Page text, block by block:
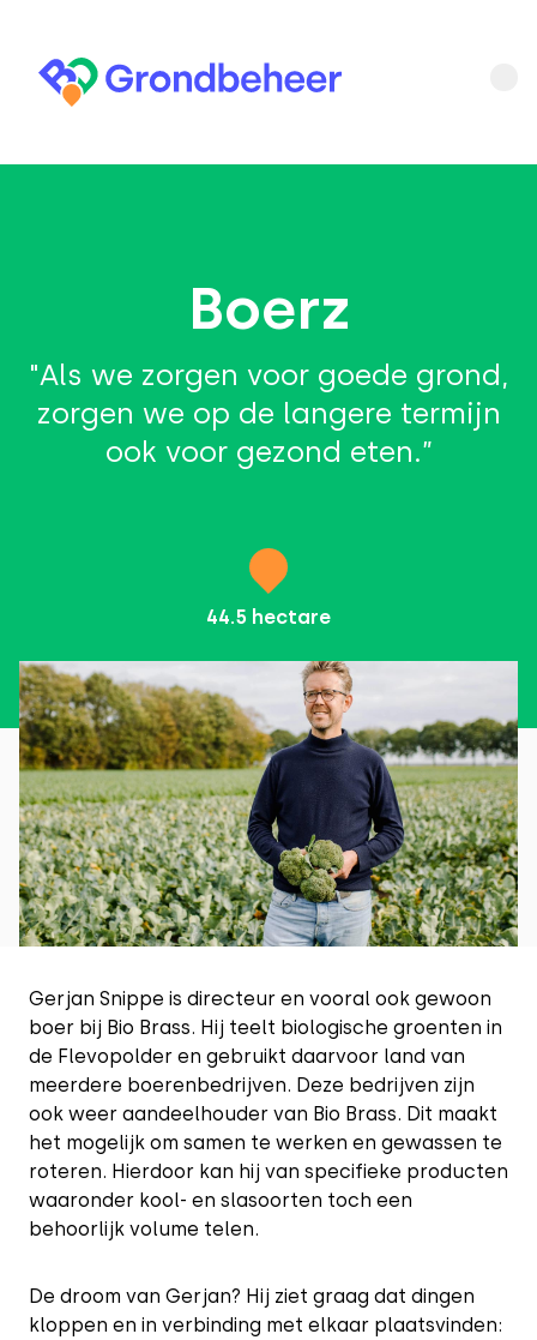
Boerz
"Als we zorgen voor goede grond,
zorgen we op de langere termijn
ook voor gezond eten.”
44.5 hectare
Gerjan Snippe is directeur en vooral ook gewoon
boer bij Bio Brass. Hij teelt biologische groenten in
de Flevopolder en gebruikt daarvoor land van
meerdere boerenbedrijven. Deze bedrijven zijn
ook weer aandeelhouder van Bio Brass. Dit maakt
het mogelijk om samen te werken en gewassen te
roteren. Hierdoor kan hij van specifieke producten
waaronder kool- en slasoorten toch een
behoorlijk volume telen.
De droom van Gerjan? Hij ziet graag dat dingen
kloppen en in verbinding met elkaar plaatsvinden: